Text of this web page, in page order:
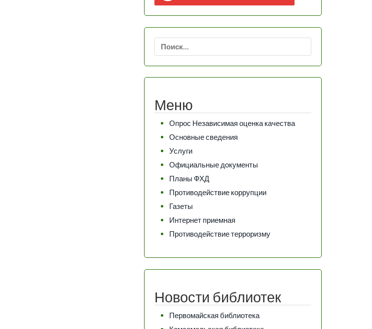
Найти:
Меню
Опрос Независимая оценка качества
Основные сведения
Услуги
Официальные документы
Планы ФХД
Противодействие коррупции
Газеты
Интернет приемная
Противодействие терроризму
Новости библиотек
Первомайская библиотека